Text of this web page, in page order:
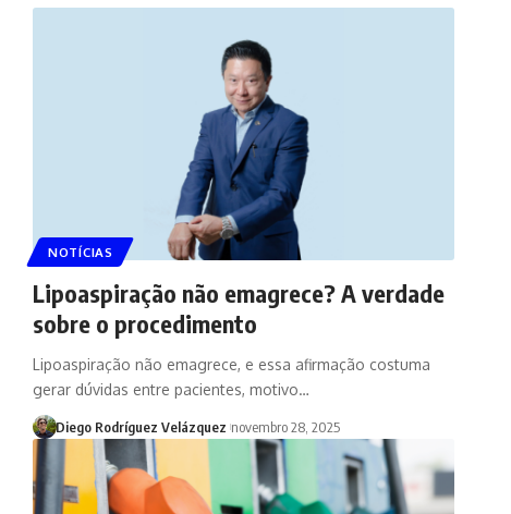
NOTÍCIAS
Lipoaspiração não emagrece? A verdade
sobre o procedimento
Lipoaspiração não emagrece, e essa afirmação costuma
gerar dúvidas entre pacientes, motivo…
Diego Rodríguez Velázquez novembro 28, 2025